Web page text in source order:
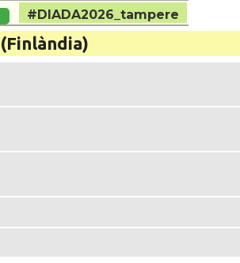
#DIADA2026_tampere